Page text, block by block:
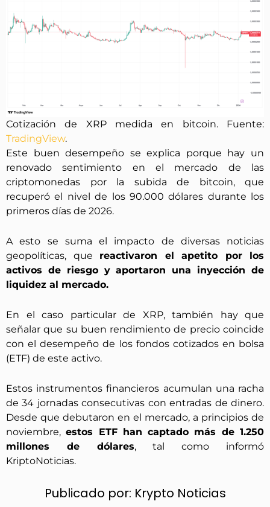
Cotización de XRP medida en bitcoin. Fuente:
TradingView.
Este buen desempeño se explica porque hay un
renovado sentimiento en el mercado de las
criptomonedas por la subida de bitcoin, que
recuperó el nivel de los 90.000 dólares durante los
primeros días de 2026.
A esto se suma el impacto de diversas noticias
geopolíticas, que reactivaron el apetito por los
activos de riesgo y aportaron una inyección de
liquidez al mercado.
En el caso particular de XRP, también hay que
señalar que su buen rendimiento de precio coincide
con el desempeño de los fondos cotizados en bolsa
(ETF) de este activo.
Estos instrumentos financieros acumulan una racha
de 34 jornadas consecutivas con entradas de dinero.
Desde que debutaron en el mercado, a principios de
noviembre,estos ETF han captado más de 1.250
millones de dólares, tal como informó
KriptoNoticias.
Publicado por: Krypto Noticias